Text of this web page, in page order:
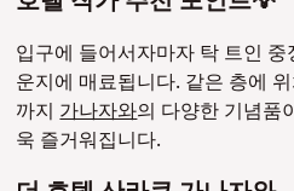
입구에 들어서자마자 탁 트인
운지에 매료됩니다. 같은 층에
까지 가나자와의 다양한 기념품
욱 즐거워집니다.